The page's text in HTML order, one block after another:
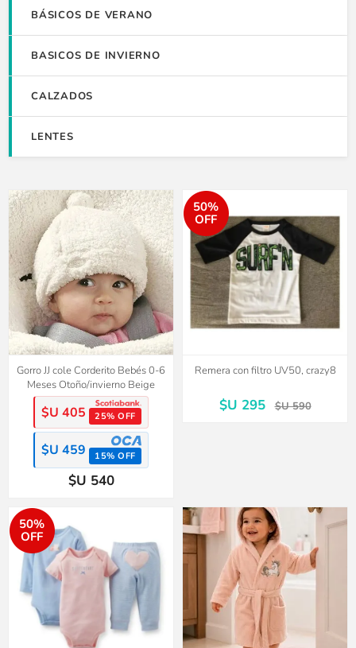
BÁSICOS DE VERANO
BASICOS DE INVIERNO
CALZADOS
LENTES
Gorro JJ cole Corderito Bebés 0-6
Meses Otoño/invierno Beige
$U 405 25% OFF
$U 459 15% OFF
$U 540
50%
OFF
Remera con filtro UV50, crazy8
$U 295 $U 590
50%
OFF